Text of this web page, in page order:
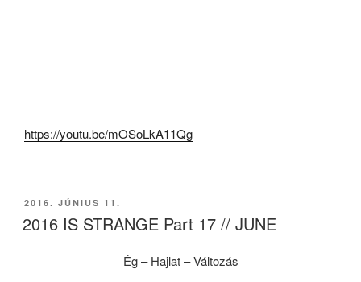
https://youtu.be/mOSoLkA11Qg
BEKÜLDVE:
2016. JÚNIUS 11.
2016 IS STRANGE Part 17 // JUNE
Ég – Hajlat – Változás